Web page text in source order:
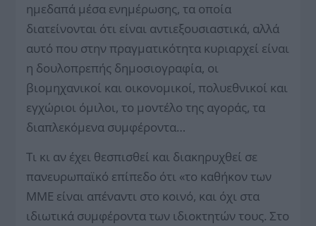
ημεδαπά μέσα ενημέρωσης, τα οποία
διατείνονται ότι είναι αντιεξουσιαστικά, αλλά
αυτό που στην πραγματικότητα κυριαρχεί είναι
η δουλοπρεπής δημοσιογραφία, οι
βιομηχανικοί και οικονομικοί, πολυεθνικοί και
εγχώριοι όμιλοι, το μοντέλο της αγοράς, τα
διαπλεκόμενα συμφέροντα…
Τι κι αν έχει θεσπισθεί και διακηρυχθεί σε
πανευρωπαϊκό επίπεδο ότι «το καθήκον των
ΜΜΕ είναι απέναντι στο κοινό, και όχι στα
ιδιωτικά συμφέροντα των ιδιοκτητών τους. Στο